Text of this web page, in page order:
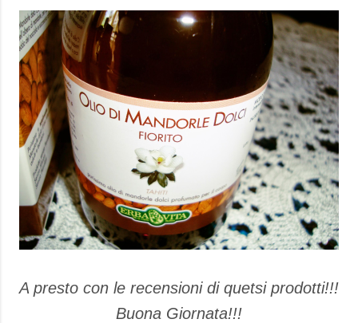
A presto con le recensioni di quetsi prodotti!!!
Buona Giornata!!!